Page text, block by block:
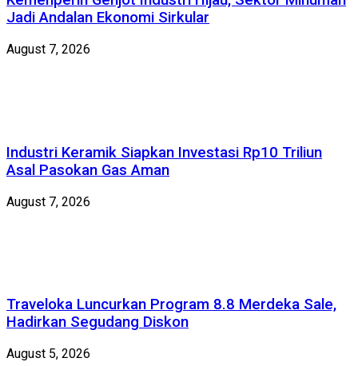
Jadi Andalan Ekonomi Sirkular
August 7, 2026
Industri Keramik Siapkan Investasi Rp10 Triliun
Asal Pasokan Gas Aman
August 7, 2026
Traveloka Luncurkan Program 8.8 Merdeka Sale,
Hadirkan Segudang Diskon
August 5, 2026